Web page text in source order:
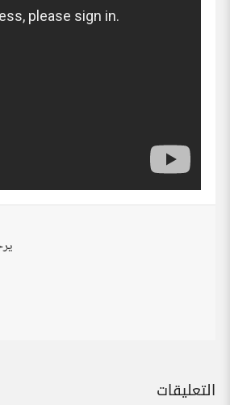
التعليقات